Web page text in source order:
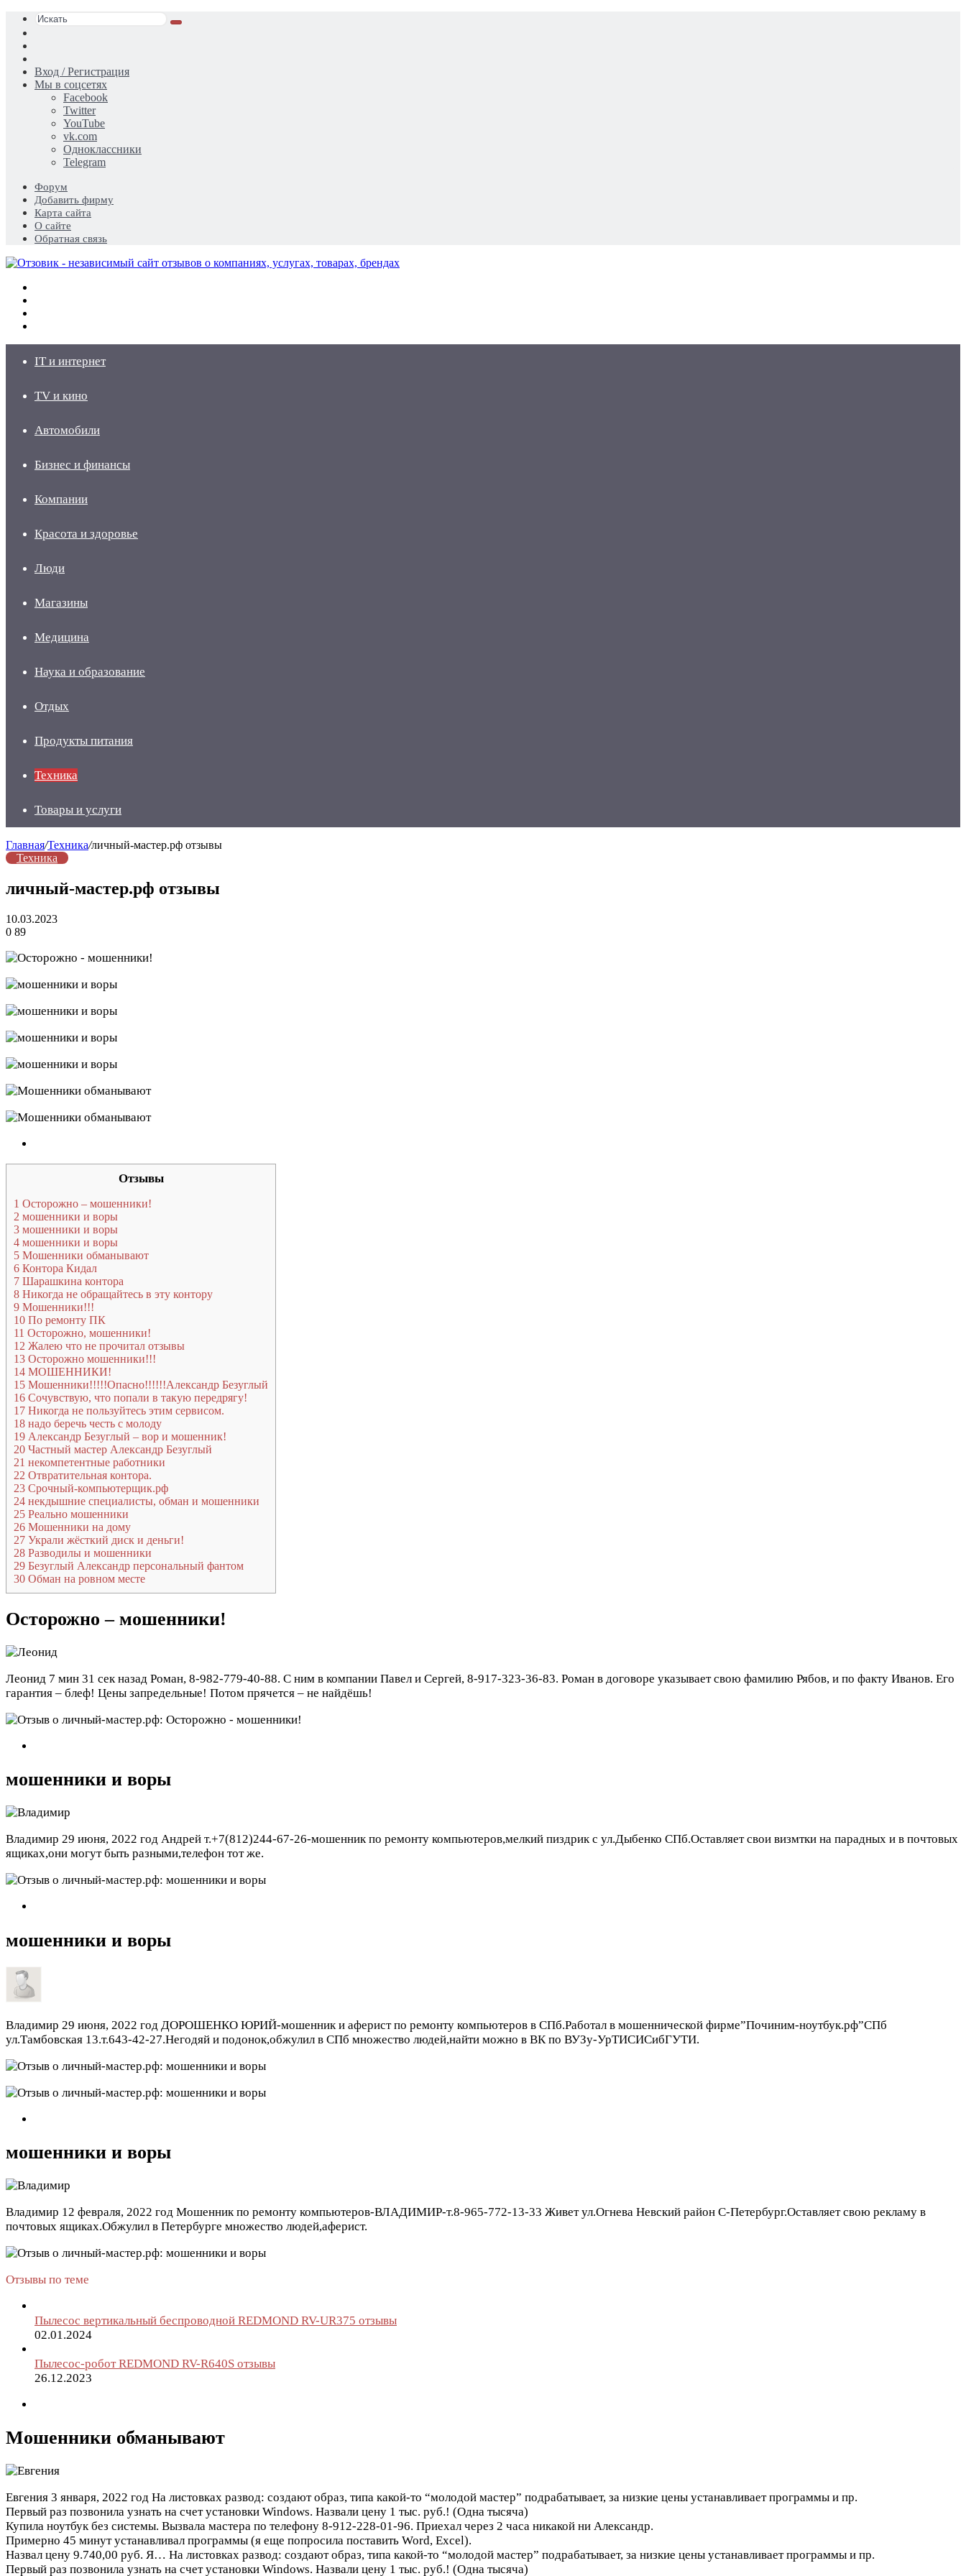
Искать
статья
Вход / Регистрация
Мы в соцсетях
Facebook
Twitter
YouTube
vk.com
Одноклассники
Telegram
Форум
Добавить фирму
Карта сайта
О сайте
Обратная связь
IT и интернет
TV и кино
Автомобили
Бизнес и финансы
Компании
Красота и здоровье
Люди
Магазины
Медицина
Наука и образование
Отдых
Продукты питания
Техника
Товары и услуги
Главная/Техника/личный-мастер.рф отзывы
Техника
личный-мастер.рф отзывы
10.03.2023
0 89
Отзывы
1 Осторожно – мошенники!
2 мошенники и воры
3 мошенники и воры
4 мошенники и воры
5 Мошенники обманывают
6 Контора Кидал
7 Шарашкина контора
8 Никогда не обращайтесь в эту контору
9 Мошенники!!!
10 По ремонту ПК
11 Осторожно, мошенники!
12 Жалею что не прочитал отзывы
13 Осторожно мошенники!!!
14 МОШЕННИКИ!
15 Мошенники!!!!!Опасно!!!!!!Александр Безуглый
16 Сочувствую, что попали в такую передрягу!
17 Никогда не пользуйтесь этим сервисом.
18 надо беречь честь с молоду
19 Александр Безуглый – вор и мошенник!
20 Частный мастер Александр Безуглый
21 некомпетентные работники
22 Отвратительная контора.
23 Срочный-компьютерщик.рф
24 некдышние специалисты, обман и мошенники
25 Реально мошенники
26 Мошенники на дому
27 Украли жёсткий диск и деньги!
28 Разводилы и мошенники
29 Безуглый Александр персональный фантом
30 Обман на ровном месте
Осторожно – мошенники!
Леонид 7 мин 31 сек назад Роман, 8-982-779-40-88. С ним в компании Павел и Сергей, 8-917-323-36-83. Роман в договоре указывает свою фамилию Рябов, и по факту Иванов. Его
гарантия – блеф! Цены запредельные! Потом прячется – не найдёшь!
мошенники и воры
Владимир 29 июня, 2022 год Андрей т.+7(812)244-67-26-мошенник по ремонту компьютеров,мелкий пиздрик с ул.Дыбенко СПб.Оставляет свои визмтки на парадных и в почтовых
ящиках,они могут быть разными,телефон тот же.
мошенники и воры
Владимир 29 июня, 2022 год ДОРОШЕНКО ЮРИЙ-мошенник и аферист по ремонту компьютеров в СПб.Работал в мошеннической фирме”Починим-ноутбук.рф”СПб
ул.Тамбовская 13.т.643-42-27.Негодяй и подонок,обжулил в СПб множество людей,найти можно в ВК по ВУЗу-УрТИСИСибГУТИ.
мошенники и воры
Владимир 12 февраля, 2022 год Мошенник по ремонту компьютеров-ВЛАДИМИР-т.8-965-772-13-33 Живет ул.Огнева Невский район С-Петербург.Оставляет свою рекламу в
почтовых ящиках.Обжулил в Петербурге множество людей,аферист.
Отзывы по теме
Пылесос вертикальный беспроводной REDMOND RV-UR375 отзывы
02.01.2024
Пылесос-робот REDMOND RV-R640S отзывы
26.12.2023
Мошенники обманывают
Евгения 3 января, 2022 год На листовках развод: создают образ, типа какой-то “молодой мастер” подрабатывает, за низкие цены устанавливает программы и пр.
Первый раз позвонила узнать на счет установки Windows. Назвали цену 1 тыс. руб.! (Одна тысяча)
Купила ноутбук без системы. Вызвала мастера по телефону 8-912-228-01-96. Приехал через 2 часа никакой ни Александр.
Примерно 45 минут устанавливал программы (я еще попросила поставить Word, Excel).
Назвал цену 9.740,00 руб. Я… На листовках развод: создают образ, типа какой-то “молодой мастер” подрабатывает, за низкие цены устанавливает программы и пр.
Первый раз позвонила узнать на счет установки Windows. Назвали цену 1 тыс. руб.! (Одна тысяча)